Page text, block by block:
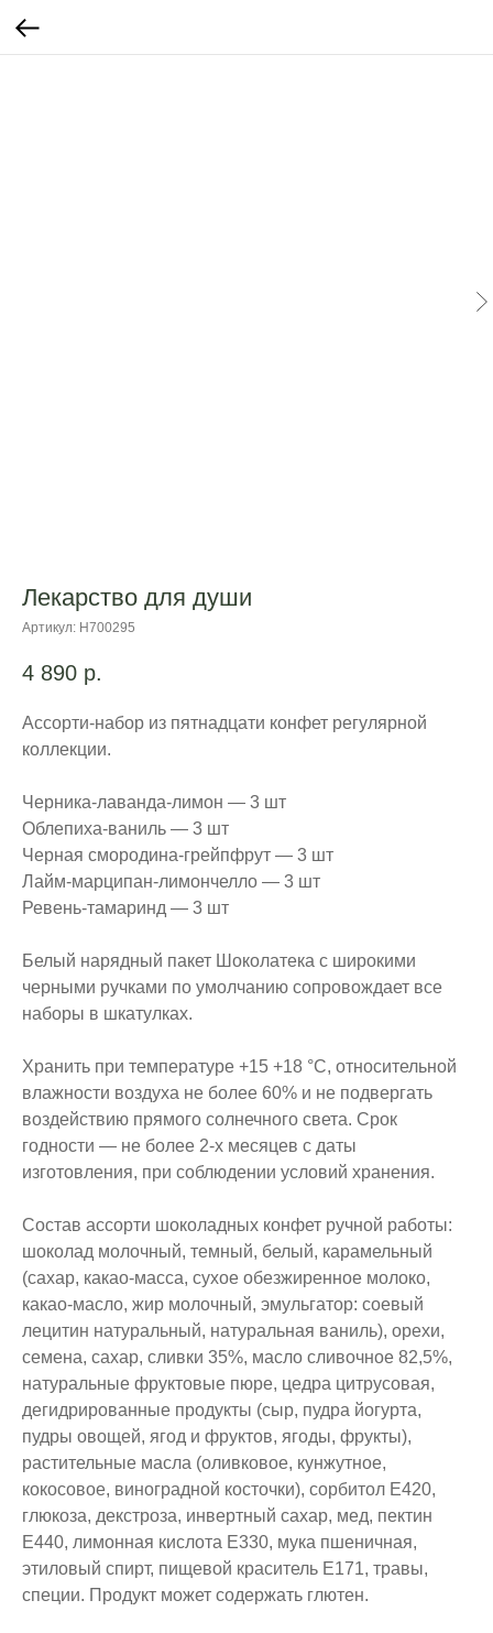
Лекарство для души
Артикул: Н700295
4 890 р.
Ассорти-набор из пятнадцати конфет регулярной
коллекции.
Черника-лаванда-лимон — 3 шт
Облепиха-ваниль — 3 шт
Черная смородина-грейпфрут — 3 шт
Лайм-марципан-лимончелло — 3 шт
Ревень-тамаринд — 3 шт
Белый нарядный пакет Шоколатека с широкими
черными ручками по умолчанию сопровождает все
наборы в шкатулках.
Хранить при температуре +15 +18 °C, относительной
влажности воздуха не более 60% и не подвергать
воздействию прямого солнечного света. Срок
годности — не более 2-х месяцев с даты
изготовления, при соблюдении условий хранения.
Состав ассорти шоколадных конфет ручной работы:
шоколад молочный, темный, белый, карамельный
(сахар, какао-масса, сухое обезжиренное молоко,
какао-масло, жир молочный, эмульгатор: соевый
лецитин натуральный, натуральная ваниль), орехи,
семена, сахар, сливки 35%, масло сливочное 82,5%,
натуральные фруктовые пюре, цедра цитрусовая,
дегидрированные продукты (сыр, пудра йогурта,
пудры овощей, ягод и фруктов, ягоды, фрукты),
растительные масла (оливковое, кунжутное,
кокосовое, виноградной косточки), сорбитол Е420,
глюкоза, декстроза, инвертный сахар, мед, пектин
Е440, лимонная кислота Е330, мука пшеничная,
этиловый спирт, пищевой краситель Е171, травы,
специи. Продукт может содержать глютен.